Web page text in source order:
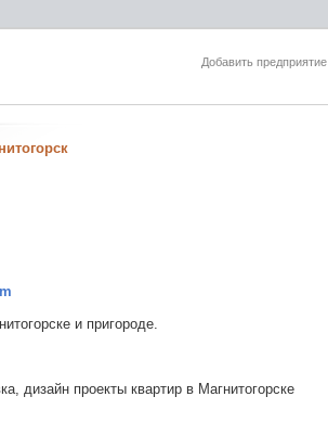
Добавить предприятие
и пригороде.
дизайн проекты квартир в Магнитогорске